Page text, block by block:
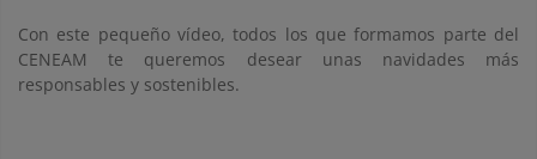
Con este pequeño vídeo, todos los que formamos parte del
CENEAM te queremos desear unas navidades más
responsables y sostenibles.